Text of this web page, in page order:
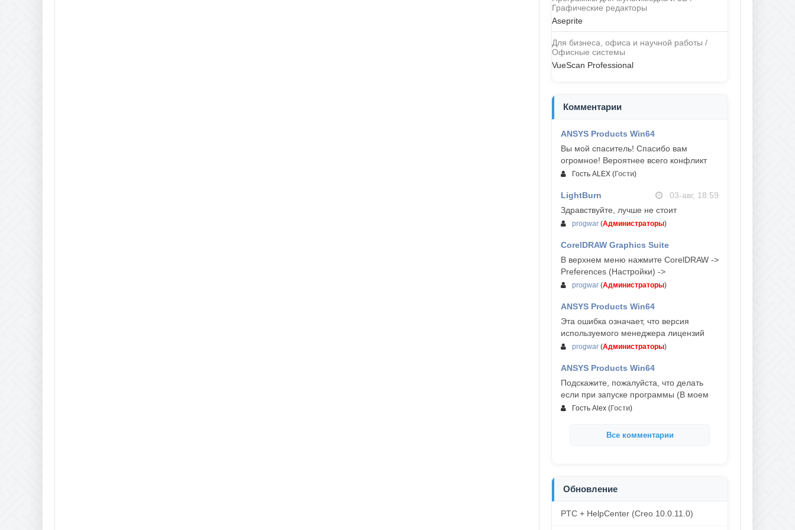
Графические редакторы
Aseprite
Для бизнеса, офиса и научной работы /
Офисные системы
VueScan Professional
Комментарии
ANSYS Products Win64
Вы мой спаситель! Спасибо вам
огромное! Вероятнее всего конфликт
Гость ALEX (Гости)
LightBurn
03-авг, 18:59
Здравствуйте, лучше не стоит
progwar (Администраторы)
CorelDRAW Graphics Suite
03-авг, 18:58
В верхнем меню нажмите CorelDRAW ->
Preferences (Настройки) ->
progwar (Администраторы)
ANSYS Products Win64
Эта ошибка означает, что версия
используемого менеджера лицензий
progwar (Администраторы)
ANSYS Products Win64
Подскажите, пожалуйста, что делать
если при запуске программы (В моем
Гость Alex (Гости)
Все комментарии
Обновление
PTC + HelpCenter (Creo 10.0.11.0)